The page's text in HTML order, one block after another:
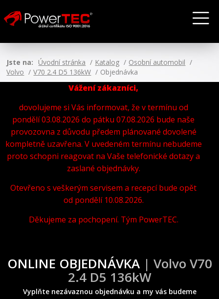
Jste na: Úvodní stránka Katalog
Osobní automobil
Volvo
V70 2.4 D5 136kW Objednávka
Vážení zákazníci,
dovolujeme si Vás informovat, že v termínu od
pondělí 03.08.2026 do pátku 07.08.2026 bude naše
provozovna z důvodu předem plánované dovolené
kompletně uzavřena. V uvedeném termínu nebudeme
proto schopni reagovat na Vaše telefonické dotazy a
zaslané objednávky.
Otevřeno s veškerým servisem a recepcí bude opět
od pondělí 10.08.2026.
Děkujeme za pochopení. Tým PowerTEC.
ONLINE OBJEDNÁVKA| Volvo V70
2.4 D5 136kW
Vyplňte nezávaznou objednávku a my vás budeme